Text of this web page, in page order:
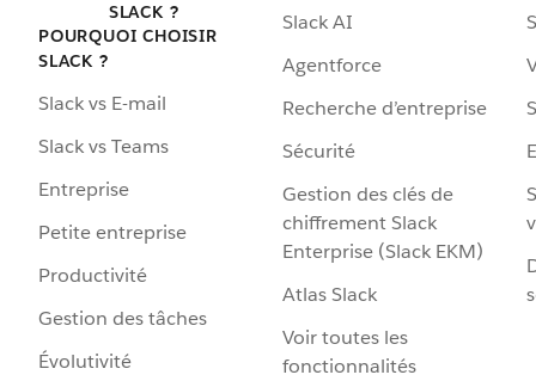
SLACK ?
POURQUOI CHOISIR
SLACK ?
Slack vs E-mail
Slack vs Teams
Entreprise
Petite entreprise
Productivité
Gestion des tâches
Évolutivité
Slack AI
Agentforce
Recherche d’entreprise
Sécurité
Gestion des clés de
chiffrement Slack
Enterprise (Slack EKM)
Atlas Slack
Voir toutes les
fonctionnalités